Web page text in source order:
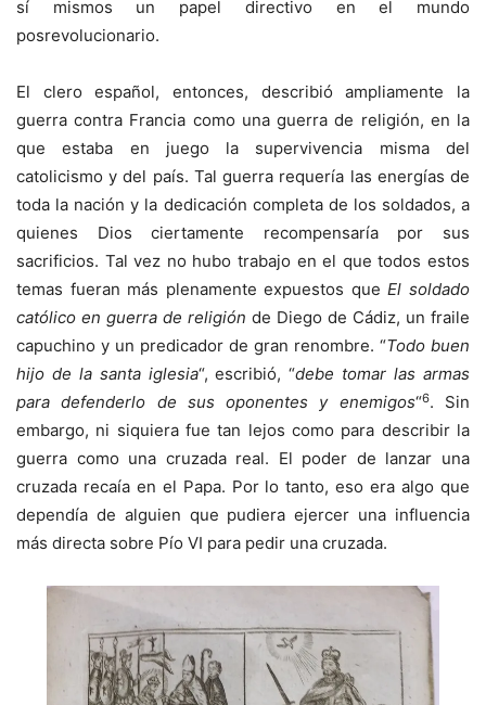
sí mismos un papel directivo en el mundo
posrevolucionario.
El clero español, entonces, describió ampliamente la
guerra contra Francia como una guerra de religión, en la
que estaba en juego la supervivencia misma del
catolicismo y del país. Tal guerra requería las energías de
toda la nación y la dedicación completa de los soldados, a
quienes Dios ciertamente recompensaría por sus
sacrificios. Tal vez no hubo trabajo en el que todos estos
temas fueran más plenamente expuestos queEl soldado
católico en guerra de religión de Diego de Cádiz, un fraile
capuchino y un predicador de gran renombre. “Todo buen
hijo de la santa iglesia“, escribió, “debe tomar las armas
para defenderlo de sus oponentes y enemigos“6. Sin
embargo, ni siquiera fue tan lejos como para describir la
guerra como una cruzada real. El poder de lanzar una
cruzada recaía en el Papa. Por lo tanto, eso era algo que
dependía de alguien que pudiera ejercer una influencia
más directa sobre Pío VI para pedir una cruzada.